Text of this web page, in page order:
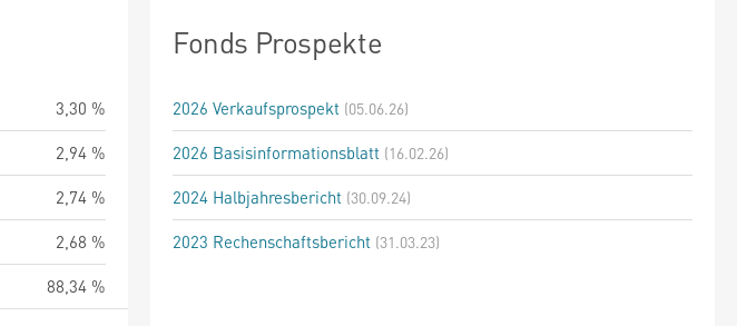
3,30 %
2,94 %
2,74 %
2,68 %
88,34 %
Fonds Prospekte
2026 Verkaufsprospekt (05.06.26)
2026 Basisinformationsblatt (16.02.26)
2024 Halbjahresbericht (30.09.24)
2023 Rechenschaftsbericht (31.03.23)